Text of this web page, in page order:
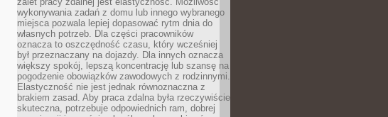
wykonywania zadań z domu lub innego wybranego
miejsca pozwala lepiej dopasować rytm dnia do
własnych potrzeb. Dla części pracowników
oznacza to oszczędność czasu, który wcześniej
był przeznaczany na dojazdy. Dla innych oznacza
większy spokój, lepszą koncentrację lub szansę na
pogodzenie obowiązków zawodowych z rodzinnymi.
Elastyczność nie jest jednak równoznaczna z
brakiem zasad. Aby praca zdalna była rzeczywiście
skuteczna, potrzebuje odpowiednich ram, dobrej